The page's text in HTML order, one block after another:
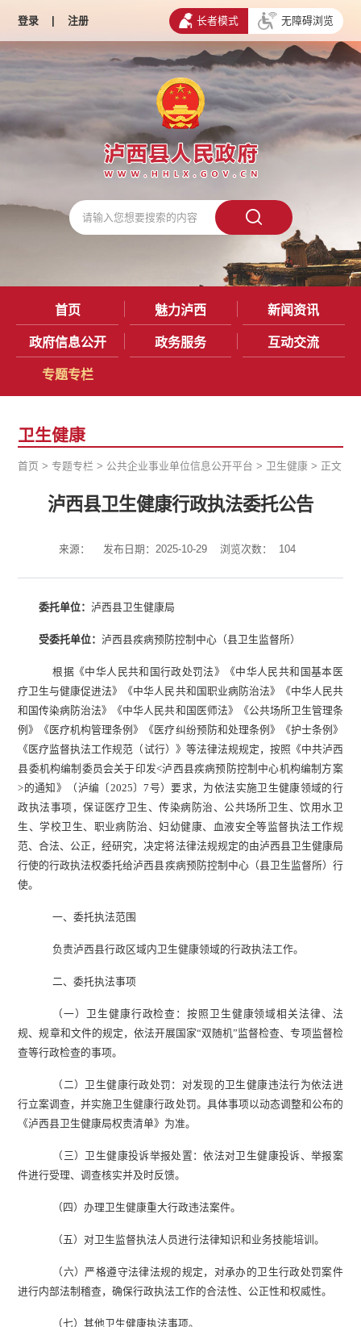
登录 | 注册 长者模式 无障碍浏览
首页 魅力泸西 新闻资讯
政府信息公开 政务服务 互动交流
专题专栏
卫生健康
首页 >专题专栏 > 公共企业事业单位信息公开平台 > 卫生健康 > 正文
泸西县卫生健康行政执法委托公告
来源： 发布日期：2025-10-29 浏览次数： 104
委托单位： 泸西县卫生健康局
受委托单位： 泸西县疾病预防控制中心（县 卫生监督所）
根据《中华人民共和国行政处罚法》《中华人民共和国基本医
疗卫生与健康促进法》《中华人民共和国职业病防治法》《中华人民共
和国传染病防治法》《中华人民共和国医师法》《公共场所卫生管理条
例》《医疗机构管理条例》《医疗纠纷预防和处理条例》《护士条例》
《医疗监督执法工作规范 （试行） 》等法律法规规定，按照《中共泸西
县委机构编制委员会关于印发<泸西县疾病预防控制中心机构编制方案
>的通知》 （ 泸编〔 2025〕7号）要求，为依法实施卫生健康领域的行
政执法事项，保证医疗卫生、传染病防治、公共场所卫生、饮用水卫
生、学校卫生、职业病防治、妇幼健康、血液安全等监督执法工作规
范、合法、公正，经研究，决定将法律法规规定的由泸西县 卫生健康局
行使的行政执法权委托给泸西县疾病预防控制中心（县 卫生监督所） 行
使。
一、委托执法范围
负责泸西县行政区域内卫生健康领域的行政执法工作。
二、委托执法事项
（一） 卫生健康行政检查 ：按照卫生健康领域相关法律、法
规、规章和文件的规定，依法开展国家“双随机”监督检查、专项监督检
查等行政检查的事项。
（二） 卫生健康行政处罚 ： 对发现的卫生健康违法行为依法进
行立案调查，并实施卫生健康行政处罚。具体事项以动态调整和公布的
《泸西县 卫生健康局权责清单》为准。
（三） 卫生健康投诉举报处置 ：依法对卫生健康投诉、举报案
件进行受理、调查核实并及时反馈。
（四）办理 卫生健康重大行政违法案件。
（五） 对卫生监督执法人员进行法律知识和业务技能培训。
（六） 严格遵守法律法规的规定， 对承办的卫生行政处罚案件
进行内部法制稽查 ，确保行政执法工作的合法性、公正性和权威性。
（七）其他卫生健康执法事项。